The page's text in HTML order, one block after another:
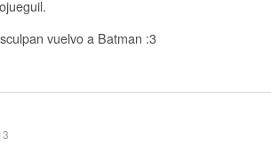
vuelvo a Batman :3